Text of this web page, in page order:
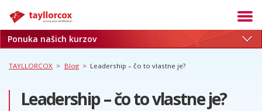
Akadémia
Termíny
Služby
Ponuka našich kurzov
TAYLLORCOX > Blog > Leadership – čo to vlastne je?
Leadership – čo to vlastne je?